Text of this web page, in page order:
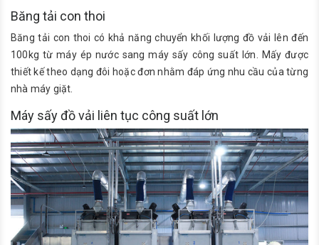
Băng tải con thoi
Băng tải con thoi có khả năng chuyển khối lượng đồ vải lên đến
100kg từ máy ép nước sang máy sấy công suất lớn. Mấy được
thiết kế theo dạng đôi hoặc đơn nhằm đáp ứng nhu cầu của từng
nhà máy giặt.
Máy sấy đồ vải liên tục công suất lớn